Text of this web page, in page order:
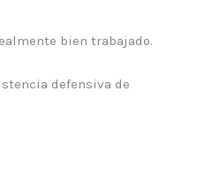
bien trabajado.
defensiva de